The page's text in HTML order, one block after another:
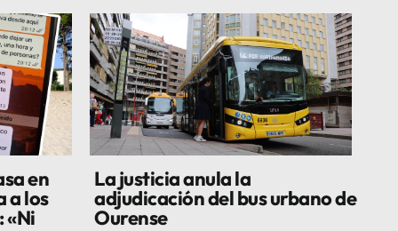
en
a los
«Ni
La justicia anula la
adjudicación del bus urbano de
Ourense